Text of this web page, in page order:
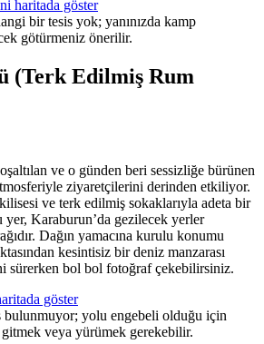
haritada göster
bir tesis yok; yanınızda kamp
götürmeniz önerilir.
(Terk Edilmiş Rum
ve o günden beri sessizliğe bürünen
ziyaretçilerini derinden etkiliyor.
kilisesi ve terk edilmiş sokaklarıyla adeta bir
yer, Karaburun’da gezilecek yerler
Dağın yamacına kurulu konumu
kesintisiz bir deniz manzarası
sürerken bol bol fotoğraf çekebilirsiniz.
göster
bulunmuyor; yolu engebeli olduğu için
veya yürümek gerekebilir.